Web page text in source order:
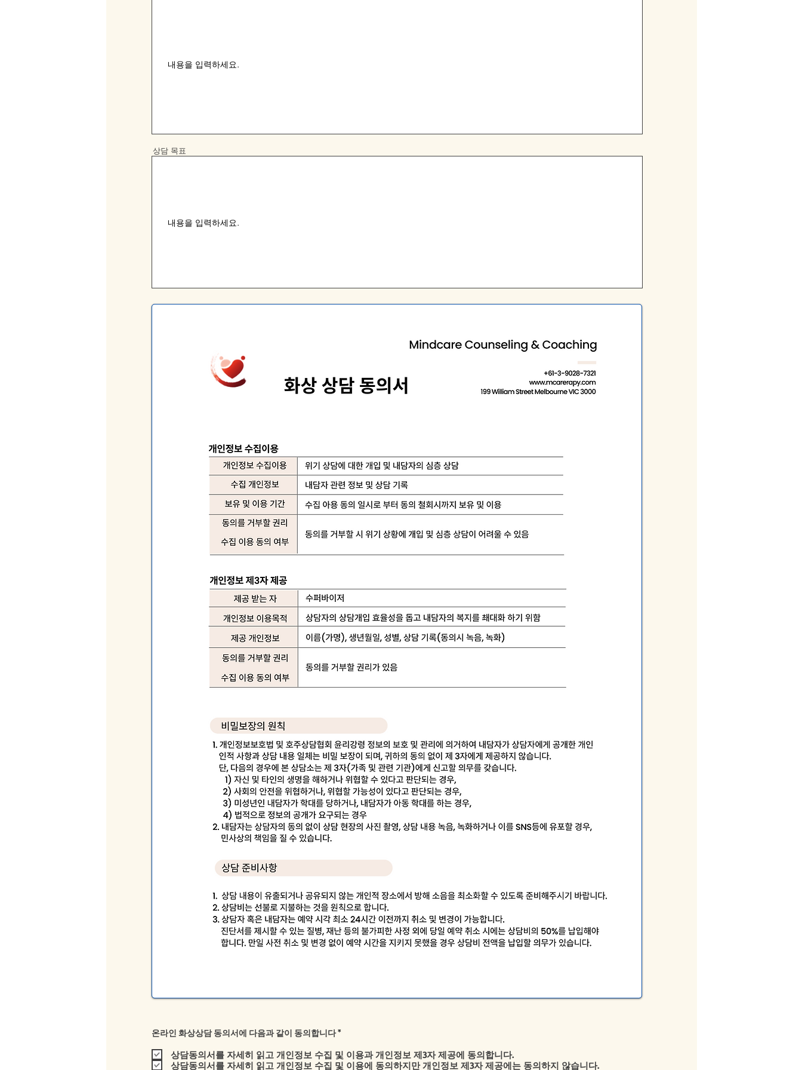
상담 목표
온라인 화상상담 동의서에 다음과 같이 동의합니다*
상담동의서를 자세히 읽고 개인정보 수집 및 이용과 개인정보 제3자 제공에 동의합니다.
상담동의서를 자세히 읽고 개인정보 수집 및 이용에 동의하지만 개인정보 제3자 제공에는 동의하지 않습니다.